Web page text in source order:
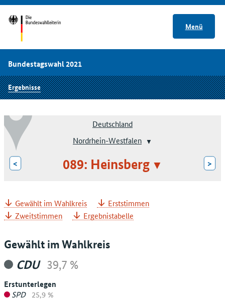
Menü
Bundestagswahl 2021
Ergebnisse
Deutschland
Nordrhein-Westfalen
< 089: Heinsberg >
Gewählt im Wahlkreis
Erststimmen
Zweitstimmen
Ergebnistabelle
Gewählt im Wahlkreis
CDU 39,7 %
Erstunterlegen
SPD 25,9 %